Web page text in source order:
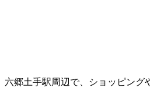
六郷土手駅周辺で、ショッピング